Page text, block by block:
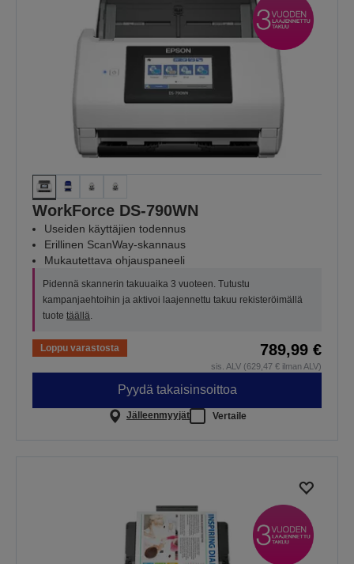
WorkForce DS-790WN
Useiden käyttäjien todennus
Erillinen ScanWay-skannaus
Mukautettava ohjauspaneeli
Pidennä skannerin takuuaika 3 vuoteen. Tutustu
kampanjaehtoihin ja aktivoi laajennettu takuu rekisteröimällä
tuote täällä
Loppu varastosta 789,99 €
sis. ALV (629,47 € ilman ALV)
Pyydä takaisinsoittoa
Jälleenmyyjät Vertaile